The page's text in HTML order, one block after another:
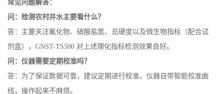
常见问题解答：
问：检测农村井水主要看什么？
答：主要关注氟化物、硝酸盐氮、总硬度以及微生物指标（配合试
剂盒），GNST-TS500 对上述理化指标检测效果良好。
问：仪器需要定期校准吗？
答：为了保证数据可靠，建议定期进行校准，仪器自带智能校准曲
线，操作起来不麻烦。